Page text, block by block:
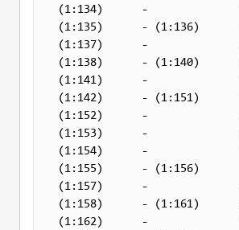
(1:134)      -              =
(1:135)      - (1:136)
(1:137)      -              =
(1:138)      - (1:140)
(1:141)      -              =
(1:142)      - (1:151)
(1:152)      -              =
(1:153)      -              =
(1:154)      -              =
(1:155)      - (1:156)
(1:157)      -              =
(1:158)      - (1:161)
(1:162)      -